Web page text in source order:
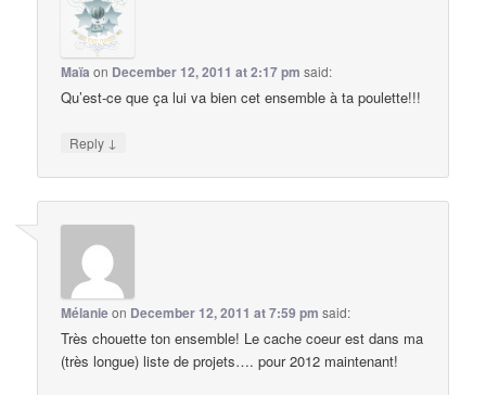
Maïa on December 12, 2011 at 2:17 pm said:
Qu’est-ce que ça lui va bien cet ensemble à ta poulette!!!
Reply ↓
Mélanieon December 12, 2011 at 7:59 pm said:
Très chouette ton ensemble! Le cache coeur est dans ma
(très longue) liste de projets…. pour 2012 maintenant!